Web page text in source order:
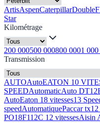
ArtisAspenCaterpillarDouble
Star
Kilométrage
200 000500 000800 0001
Transmission
AUTOAutoEATON 10
SPEEDAutomaticAuto DT12
AutoEaton 18 vitesses13
speedAutomatiquePaccar
PO18F112C 12 vitessesAisin